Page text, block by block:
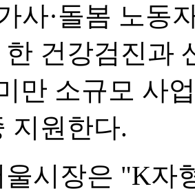
사·돌봄 노동
건강검진과
만 소규모 사
지원한다.
울시장은 "K자